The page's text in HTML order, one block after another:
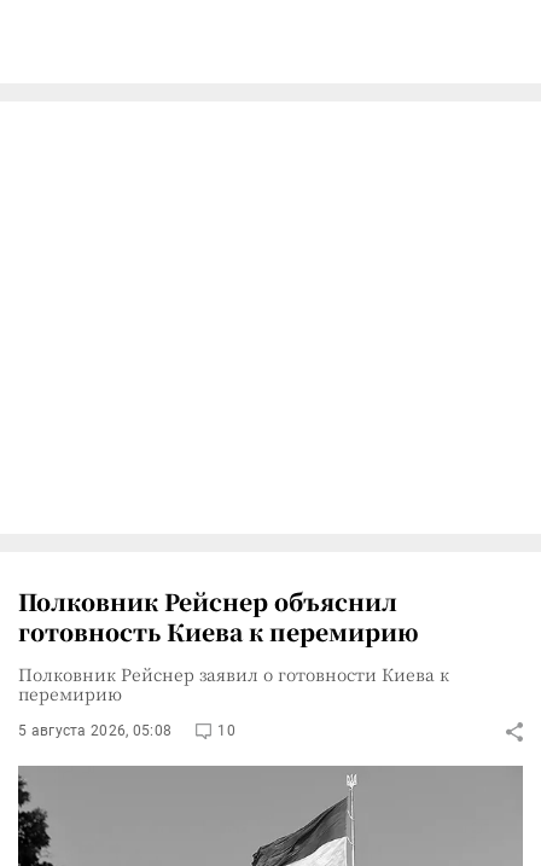
Полковник Рейснер объяснил
готовность Киева к перемирию
Полковник Рейснер заявил о готовности Киева к
перемирию
5 августа 2026, 05:08 10